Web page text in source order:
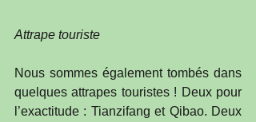
Attrape touriste
Nous sommes également tombés dans
quelques attrapes touristes ! Deux pour
l’exactitude : Tianzifang et Qibao. Deux